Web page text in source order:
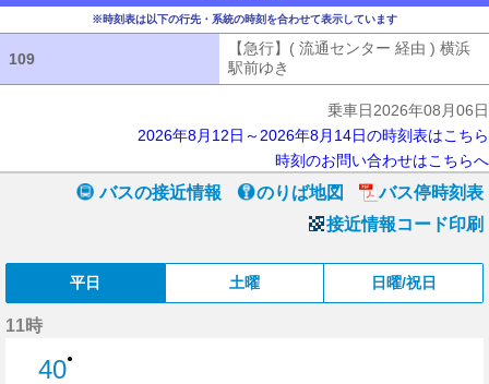
※時刻表は以下の行先・系統の時刻を合わせて表示しています
109
【急行】( 流通センター 経由 ) 横浜
駅前ゆき
乗車日2026年08月06日
2026年8月12日～2026年8月14日の時刻表はこちら
時刻のお問い合わせはこちらへ
バスの接近情報 のりば地図
バス停時刻表
接近情報コード印刷
平日 土曜 日曜/祝日
11時
40●